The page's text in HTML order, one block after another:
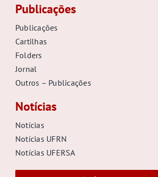
Publicações
Publicações
Cartilhas
Folders
Jornal
Outros – Publicações
Notícias
Notícias
Notícias UFRN
Notícias UFERSA